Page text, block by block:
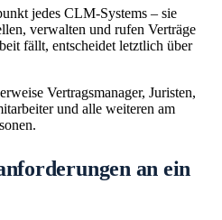
jedes CLM-Systems – sie
verwalten und rufen Verträge
fällt, entscheidet letztlich über
Vertragsmanager, Juristen,
und alle weiteren am
an ein